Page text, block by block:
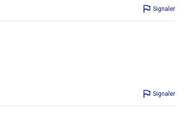
Signaler
Signaler